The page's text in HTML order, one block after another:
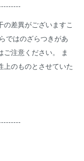
差異がございますこ
ではのざらつきがあ
ご注意ください。 ま
上のものとさせていた